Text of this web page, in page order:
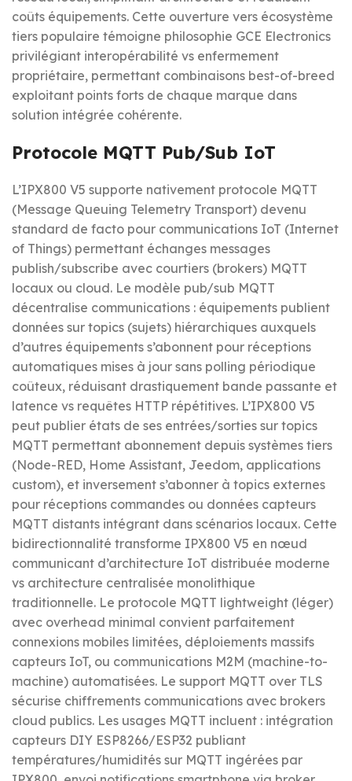
coûts équipements. Cette ouverture vers écosystème
tiers populaire témoigne philosophie GCE Electronics
privilégiant interopérabilité vs enfermement
propriétaire, permettant combinaisons best-of-breed
exploitant points forts de chaque marque dans
solution intégrée cohérente.
Protocole MQTT Pub/Sub IoT
L’IPX800 V5 supporte nativement protocole MQTT
(Message Queuing Telemetry Transport) devenu
standard de facto pour communications IoT (Internet
of Things) permettant échanges messages
publish/subscribe avec courtiers (brokers) MQTT
locaux ou cloud. Le modèle pub/sub MQTT
décentralise communications : équipements publient
données sur topics (sujets) hiérarchiques auxquels
d’autres équipements s’abonnent pour réceptions
automatiques mises à jour sans polling périodique
coûteux, réduisant drastiquement bande passante et
latence vs requêtes HTTP répétitives. L’IPX800 V5
peut publier états de ses entrées/sorties sur topics
MQTT permettant abonnement depuis systèmes tiers
(Node-RED, Home Assistant, Jeedom, applications
custom), et inversement s’abonner à topics externes
pour réceptions commandes ou données capteurs
MQTT distants intégrant dans scénarios locaux. Cette
bidirectionnalité transforme IPX800 V5 en nœud
communicant d’architecture IoT distribuée moderne
vs architecture centralisée monolithique
traditionnelle. Le protocole MQTT lightweight (léger)
avec overhead minimal convient parfaitement
connexions mobiles limitées, déploiements massifs
capteurs IoT, ou communications M2M (machine-to-
machine) automatisées. Le support MQTT over TLS
sécurise chiffrements communications avec brokers
cloud publics. Les usages MQTT incluent : intégration
capteurs DIY ESP8266/ESP32 publiant
températures/humidités sur MQTT ingérées par